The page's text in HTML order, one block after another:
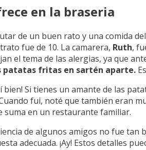
en la braseria
de un buen rato y una comida
fue de 10. La camarera, Ruth,
el tema de las alergias, ya que
patatas fritas en sartén aparte.
bien! Si tienes un amante de las
fui, noté que también eran
suma en un restaurante familiar.
de algunos amigos no fue
adecuada. ¡Ay! Estos detalles